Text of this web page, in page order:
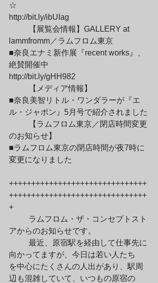
☆
http://bit.ly/ibUIag
lammfromm／ラムフロム東京
■奈良エナミ新作展『recent works』、
絶賛開催中
http://bit.ly/gHH982
■奈良美智リトル・ワンダラーが『エ
ル・ジャポン』5月号で紹介されました
のお知らせ】
■ラムフロム東京の閉店時間が夜7時に
変更になりました
+++++++++++++++++++++++++++++++
+++++++++++++++++++++++++++++++
+
アからのお知らせです。
向かってますが、今日は若い人たち
を中心にたくさんの人出があり、駅周
辺も混雑していて、いつもの原宿の